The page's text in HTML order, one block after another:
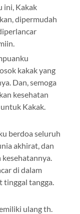
ini, Kakak
dipermudah
kakak yang
Dan, semoga
kesehatan
Kakak.
berdoa seluruh
akhirat, dan
di dalam
tinggal tangga.
ulang th.